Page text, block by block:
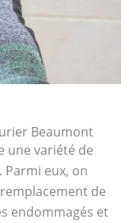
Beaumont
une variété de
Parmi eux, on
de
endommagés et